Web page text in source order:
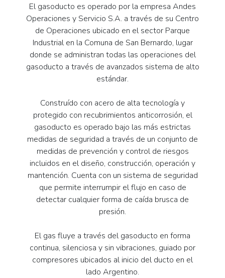
El gasoducto es operado por la empresa Andes
Operaciones y Servicio S.A. a través de su Centro
de Operaciones ubicado en el sector Parque
Industrial en la Comuna de San Bernardo, lugar
donde se administran todas las operaciones del
gasoducto a través de avanzados sistema de alto
estándar.
Construído con acero de alta tecnología y
protegido con recubrimientos anticorrosión, el
gasoducto es operado bajo las más estrictas
medidas de seguridad a través de un conjunto de
medidas de prevención y control de riesgos
incluidos en el diseño, construcción, operación y
mantención. Cuenta con un sistema de seguridad
que permite interrumpir el flujo en caso de
detectar cualquier forma de caída brusca de
presión.
El gas fluye a través del gasoducto en forma
continua, silenciosa y sin vibraciones, guiado por
compresores ubicados al inicio del ducto en el
lado Argentino.